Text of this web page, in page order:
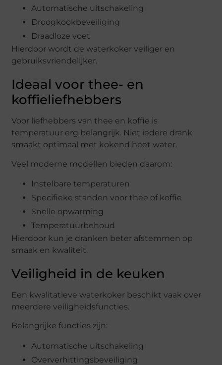
Automatische uitschakeling
Droogkookbeveiliging
Draadloze voet
Hierdoor wordt de waterkoker veiliger en
gebruiksvriendelijker.
Ideaal voor thee- en
koffieliefhebbers
Voor liefhebbers van thee en koffie is
temperatuur erg belangrijk. Niet iedere drank
smaakt optimaal met kokend heet water.
Veel moderne modellen bieden daarom:
Instelbare temperaturen
Specifieke standen voor thee of koffie
Snelle opwarming
Temperatuurbehoud
Hierdoor kun je dranken beter afstemmen op
smaak en kwaliteit.
Veiligheid in de keuken
Een kwalitatieve waterkoker beschikt vaak over
meerdere veiligheidsfuncties.
Belangrijke functies zijn:
Automatische uitschakeling
Oververhittingsbeveiliging